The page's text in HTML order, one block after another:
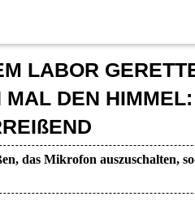
LABOR
MAL DEN
das Mikrofon auszuschalten,